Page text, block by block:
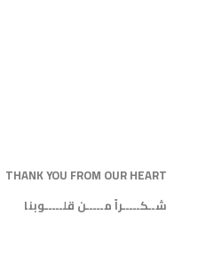
THANK YOU FROM OUR HEART
شــكـــــراً مـــــن قلـــــوبنا